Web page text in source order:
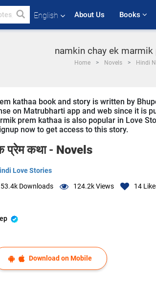
English About Us Books
namkin chay ek marmik
Home Novels Hindi
kathaa book and story is written by
on Matrubharti app and web since it is
prem kathaa is also popular in Love
now to get access to this story.
प्रेम कथा - Novels
Love Stories
53.4k Downloads 124.2kViews 14
Download on Mobile